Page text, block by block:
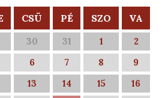
CSÜ PÉ SZO VA
30 31 1
2
6 7 8
9
13 14 15
16